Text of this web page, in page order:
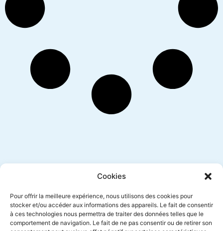
Cookies
Pour offrir la meilleure expérience, nous utilisons des cookies pour
stocker et/ou accéder aux informations des appareils. Le fait de consentir
à ces technologies nous permettra de traiter des données telles que le
comportement de navigation. Le fait de ne pas consentir ou de retirer son
Inscription newsletter
Envoyer